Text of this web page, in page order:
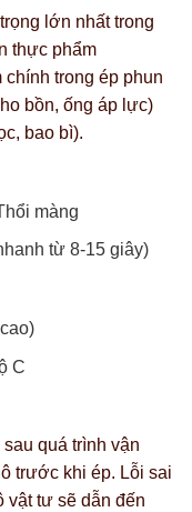
lớn nhất trong
thực phẩm
chính trong ép phun
bồn, ống áp lực)
bao bì).
màng
từ 8-15 giây)
C
quá trình vận
trước khi ép. Lỗi sai
vật tư sẽ dẫn đến